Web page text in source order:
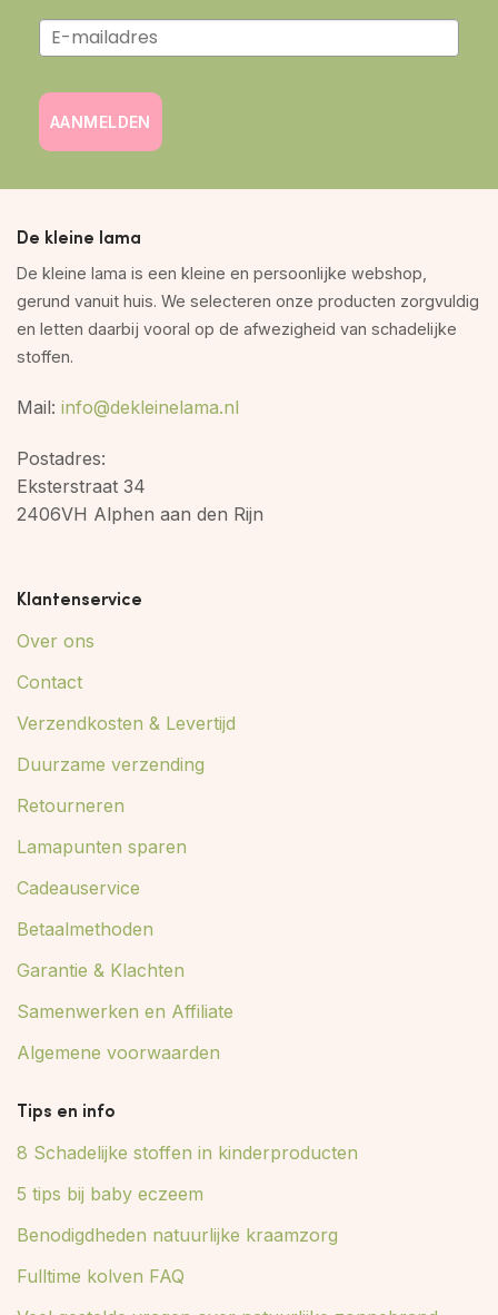
AANMELDEN
De kleine lama
De kleine lama is een kleine en persoonlijke webshop,
gerund vanuit huis. We selecteren onze producten zorgvuldig
en letten daarbij vooral op de afwezigheid van schadelijke
stoffen.
Mail: info@dekleinelama.nl
Postadres:
Eksterstraat 34
2406VH Alphen aan den Rijn
Klantenservice
Over ons
Contact
Verzendkosten & Levertijd
Duurzame verzending
Retourneren
Lamapunten sparen
Cadeauservice
Betaalmethoden
Garantie & Klachten
Samenwerken en Affiliate
Algemene voorwaarden
Tips en info
8 Schadelijke stoffen in kinderproducten
5 tips bij baby eczeem
Benodigdheden natuurlijke kraamzorg
Fulltime kolven FAQ